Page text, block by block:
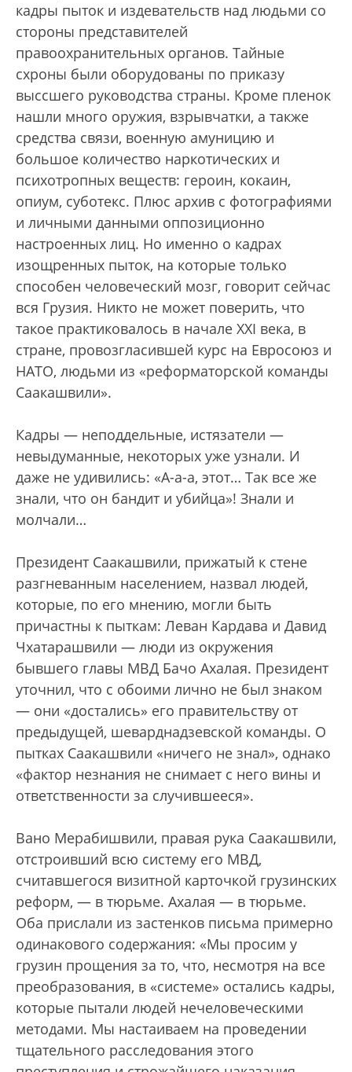
кадры пыток и издевательств над людьми со
стороны представителей
правоохранительных органов. Тайные
схроны были оборудованы по приказу
выссшего руководства страны. Кроме пленок
нашли много оружия, взрывчатки, а также
средства связи, военную амуницию и
большое количество наркотических и
психотропных веществ: героин, кокаин,
опиум, суботекс. Плюс архив с фотографиями
и личными данными оппозиционно
настроенных лиц. Но именно о кадрах
изощренных пыток, на которые только
способен человеческий мозг, говорит сейчас
вся Грузия. Никто не может поверить, что
такое практиковалось в начале XXI века, в
стране, провозгласившей курс на Евросоюз и
НАТО, людьми из «реформаторской команды
Саакашвили».
Кадры — неподдельные, истязатели —
невыдуманные, некоторых уже узнали. И
даже не удивились: «А-а-а, этот… Так все же
знали, что он бандит и убийца»! Знали и
молчали…
Президент Саакашвили, прижатый к стене
разгневанным населением, назвал людей,
которые, по его мнению, могли быть
причастны к пыткам: Леван Кардава и Давид
Чхатарашвили — люди из окружения
бывшего главы МВД Бачо Ахалая. Президент
уточнил, что с обоими лично не был знаком
— они «достались» его правительству от
предыдущей, шеварднадзевской команды. О
пытках Саакашвили «ничего не знал», однако
«фактор незнания не снимает с него вины и
ответственности за случившееся».
Вано Мерабишвили, правая рука Саакашвили,
отстроивший всю систему его МВД,
считавшегося визитной карточкой грузинских
реформ, — в тюрьме. Ахалая — в тюрьме.
Оба прислали из застенков письма примерно
одинакового содержания: «Мы просим у
грузин прощения за то, что, несмотря на все
преобразования, в «системе» остались кадры,
которые пытали людей нечеловеческими
методами. Мы настаиваем на проведении
тщательного расследования этого